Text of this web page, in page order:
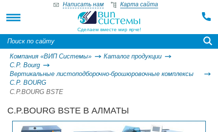
Сделаем вместе мир ярче!
Написать нам Карта сайта
Компания «ВИП Системы»
Каталог продукции
C.P. Bourg
Вертикальные листоподборочно-брошюровочные комплексы
C.P. BOURG
C.P.BOURG BSTE
C.P.BOURG BSTE В АЛМАТЫ